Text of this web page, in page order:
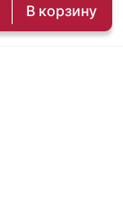
В корзину